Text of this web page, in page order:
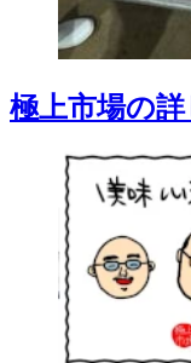
極上市場の